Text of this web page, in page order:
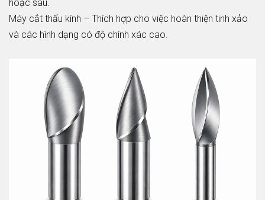
hoặc sâu.
Máy cắt thấu kính – Thích hợp cho việc hoàn thiện tinh xảo
và các hình dạng có độ chính xác cao.